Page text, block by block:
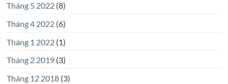
Tháng 5 2022(8)
Tháng 4 2022(6)
Tháng 1 2022(1)
Tháng 2 2019(3)
Tháng 12 2018(3)